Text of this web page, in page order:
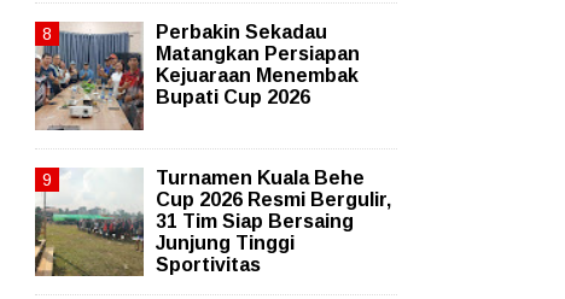
Perbakin Sekadau
Matangkan Persiapan
Kejuaraan Menembak
Bupati Cup 2026
Turnamen Kuala Behe
Cup 2026 Resmi Bergulir,
31 Tim Siap Bersaing
Junjung Tinggi
Sportivitas